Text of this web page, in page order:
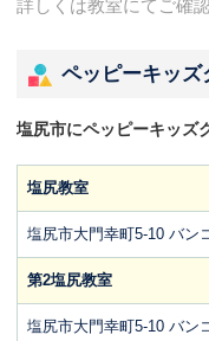
詳しくは教室にてご確
ペッピーキッズ
塩尻市にペッピーキッズ
塩尻教室
塩尻市大門幸町5-10 バン
第2塩尻教室
塩尻市大門幸町5-10 バン